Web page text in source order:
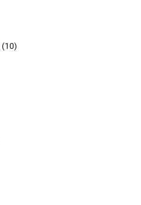
(10)